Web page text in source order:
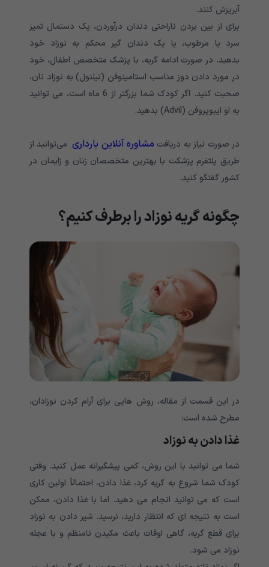
آبریزش کنند.
برای از بین بردن ناراحتی دندان درآوردن، یک دستمال تمیز
سرد یا مرطوب، یا یک‌ دندان گیر محکم به نوزاد خود
بدهید. در صورت ادامه گریه، با پزشک متخصص اطفال، خود
در مورد دادن دوز مناسب استامینوفن (تیلنول) به نوزاد تان،
صحبت کنید. اگر کودک شما بزرگتر از 6 ماه است، می توانید
به او ایبوپروفن (Advil) بدهید.
در صورت نیاز به دریافت مشاوره آنلاین بارداری می‌توانید از
طریق پلتفرم پزشکت با بهترین متخصصان زنان و زایمان در
کشور گفتگو کنید.
چگونه گریه نوزاد را برطرف کنیم؟
در این قسمت از مقاله، روش هایی برای آرام کردن نوزادان،
مطرح شده است:
غذا دادن به نوزاد
شما می توانید با این روش، کمی پیشگیرانه عمل کنید. وقتی
کودک شما شروع به گریه کرد، غذا دادن، احتمالاً اولین کاری
است که می توانید انجام می دهید. اما با غذا دادن، ممکن
است به نتیجه ای که انتظار دارید، نرسید. شیر دادن به نوزاد
برای قطع گریه، گاهی اوقات باعث مکیدن نامنظم و با عجله
نوزاد می شود.